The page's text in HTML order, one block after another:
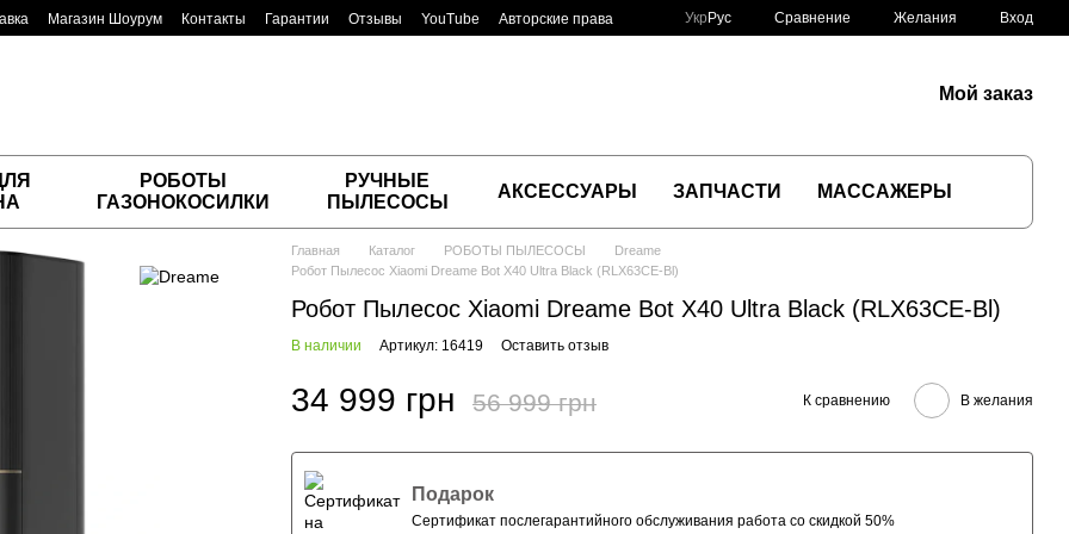
Магазин Шоурум Контакты Гарантии Отзывы YouTube
Авторские права
Укр Рус Сравнение Желания Вход
Мой заказ
РОБОТЫ
ГАЗОНОКОСИЛКИ
РУЧНЫЕ
ПЫЛЕСОСЫ
АКСЕССУАРЫ ЗАПЧАСТИ МАССАЖЕРЫ
Главная Каталог РОБОТЫ ПЫЛЕСОСЫ
Dreame
Робот Пылесос Xiaomi Dreame Bot X40 Ultra Black (RLX63CE-Bl)
Робот Пылесос Xiaomi Dreame Bot X40 Ultra Black (RLX63CE-Bl)
В наличии Артикул: 16419 Оставить отзыв
34 999 грн 56 999 грн К сравнению В желания
Подарок
Сертификат послегарантийного обслуживания работа со скидкой 50%